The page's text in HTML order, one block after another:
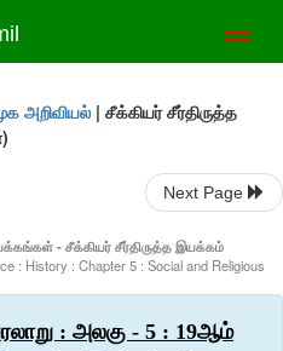
அறிவியல் | சீக்கியர் சீர்திருத்த
Next Page
- சீக்கியர் சீர்திருத்த இயக்கம்
: History : Chapter 5 : Social and Religious
: அலகு - 5 : 19ஆம்